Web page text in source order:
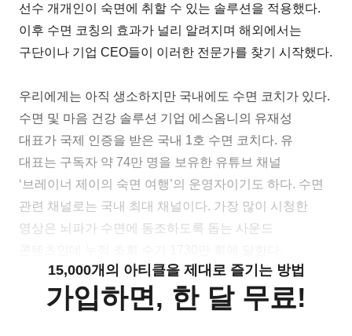
선수 개개인이 숙면에 취할 수 있는 솔루션을 적용했다.
이후 수면 코칭의 효과가 널리 알려지며 해외에서는
구단이나 기업 CEO들이 이러한 전문가를 찾기 시작했다.
우리에게는 아직 생소하지만 국내에도 수면 코치가 있다.
수면 및 마음 건강 솔루션 기업 에스옴니의 유재성
대표가 국제 인증을 받은 국내 1호 수면 코치다. 유
대표는 구독자 약 74만 명을 보유한 유튜브 채널
‘브레이너 제이의 숙면 여행’의 운영자이기도 하다. 수면
관련 채널로는 국내 최대 채널이다. 가장 많이 시청한
영상은 뇌파가 수면에 동조하도록 돕는 사운드
15,000개의 아티클을 제대로 즐기는 방법
가입하면, 한 달 무료!